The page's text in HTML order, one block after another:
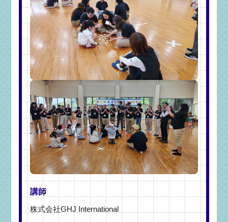
講師
株式会社GHJ International